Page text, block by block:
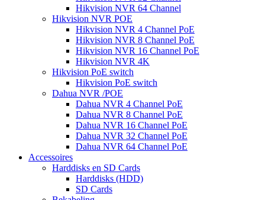
Hikvision NVR 64 Channel
Hikvision NVR POE
Hikvision NVR 4 Channel PoE
Hikvision NVR 8 Channel PoE
Hikvision NVR 16 Channel PoE
Hikvision NVR 4K
Hikvision PoE switch
Hikvision PoE switch
Dahua NVR /POE
Dahua NVR 4 Channel PoE
Dahua NVR 8 Channel PoE
Dahua NVR 16 Channel PoE
Dahua NVR 32 Channel PoE
Dahua NVR 64 Channel PoE
Accessoires
Harddisks en SD Cards
Harddisks (HDD)
SD Cards